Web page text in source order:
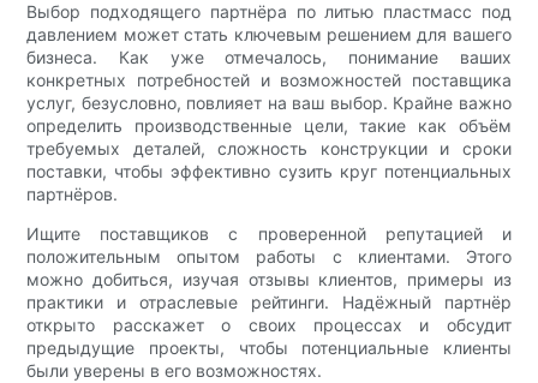
Выбор подходящего партнёра по литью пластмасс под
давлением может стать ключевым решением для вашего
бизнеса. Как уже отмечалось, понимание ваших
конкретных потребностей и возможностей поставщика
услуг, безусловно, повлияет на ваш выбор. Крайне важно
определить производственные цели, такие как объём
требуемых деталей, сложность конструкции и сроки
поставки, чтобы эффективно сузить круг потенциальных
партнёров.
Ищите поставщиков с проверенной репутацией и
положительным опытом работы с клиентами. Этого
можно добиться, изучая отзывы клиентов, примеры из
практики и отраслевые рейтинги. Надёжный партнёр
открыто расскажет о своих процессах и обсудит
предыдущие проекты, чтобы потенциальные клиенты
были уверены в его возможностях.